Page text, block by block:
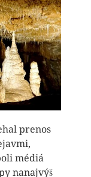
prenos
médiá
nanajvýš